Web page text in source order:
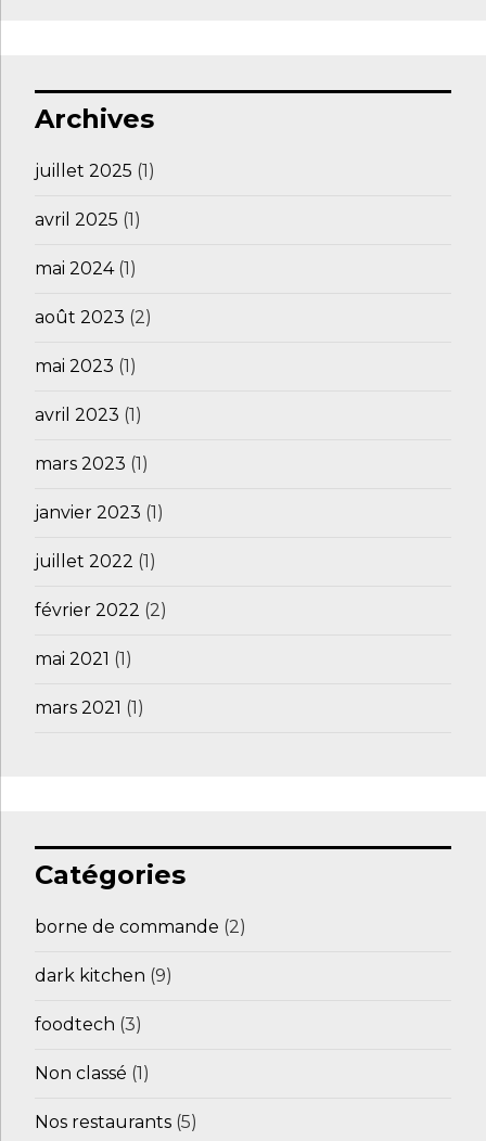
Archives
juillet 2025 (1)
avril 2025 (1)
mai 2024(1)
août 2023 (2)
mai 2023 (1)
avril 2023 (1)
mars 2023 (1)
janvier 2023 (1)
juillet 2022 (1)
février 2022 (2)
mai 2021 (1)
mars 2021 (1)
Catégories
borne de commande (2)
dark kitchen (9)
foodtech (3)
Non classé (1)
Nos restaurants (5)